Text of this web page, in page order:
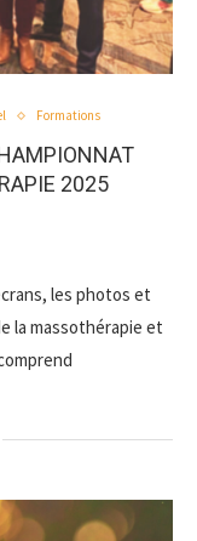
Formations
2025
les photos et
la massothérapie et